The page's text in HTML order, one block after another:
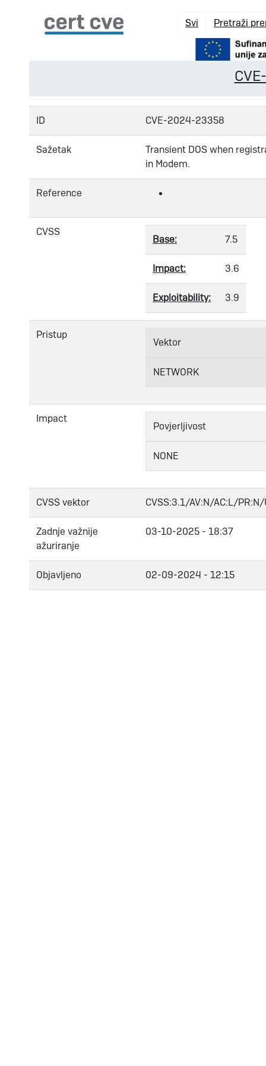
Svi Pretraži
ID CVE-2024-23358
Sažetak
Transient DOS when
in Modem.
Reference
CVSS
Base: 7.5
Impact: 3.6
Exploitability: 3.9
Pristup
Vektor
NETWORK
Impact
Povjerljivost
NONE
CVSS vektor CVSS:3.1/AV:N/AC:L/
Zadnje važnije
ažuriranje
03-10-2025 - 18:37
Objavljeno 02-09-2024 - 12:15